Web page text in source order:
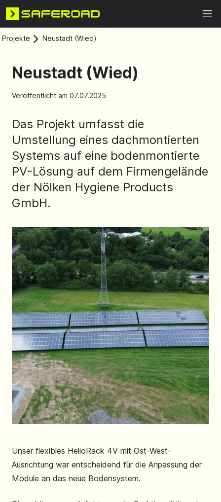
Projekte Neustadt (Wied)
Neustadt (Wied)
Veröffentlicht am 07.07.2025
Das Projekt umfasst die
Umstellung eines dachmontierten
Systems auf eine bodenmontierte
PV-Lösung auf dem Firmengelände
der Nölken Hygiene Products
GmbH.
Unser flexibles HelioRack 4V mit Ost-West-
Ausrichtung war entscheidend für die Anpassung der
Module an das neue Bodensystem.